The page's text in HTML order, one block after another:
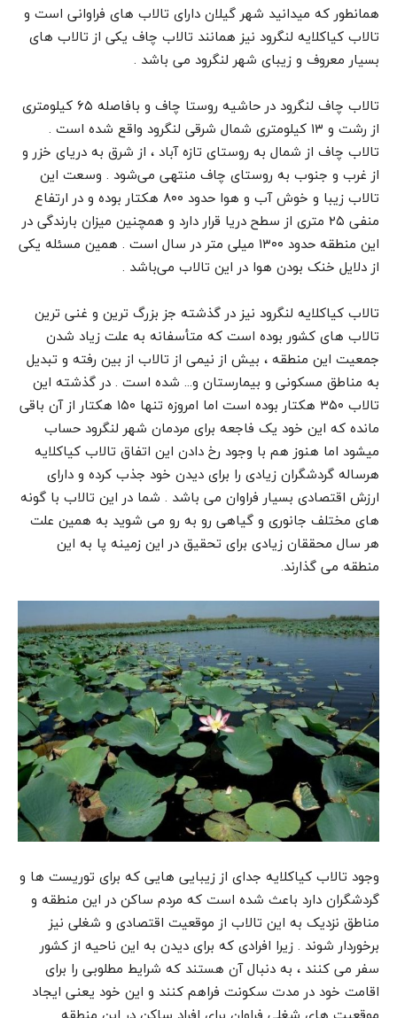
همانطور که میدانید شهر گیلان دارای تالاب های فراوانی است و
تالاب کیاکلایه لنگرود نیز همانند تالاب چاف یکی از تالاب های
بسیار معروف و زیبای شهر لنگرود می باشد .
تالاب چاف لنگرود در حاشیه روستا چاف و بافاصله ۶۵ کیلومتری
از رشت و ۱۳ کیلومتری شمال شرقی لنگرود واقع شده است .
تالاب چاف از شمال به روستای تازه آباد ، از شرق به دریای خزر و
از غرب و جنوب به روستای چاف منتهی می‌شود . وسعت این
تالاب زیبا و خوش آب و هوا حدود ۸۰۰ هکتار بوده و در ارتفاع
منفی ۲۵ متری از سطح دریا قرار دارد و همچنین میزان بارندگی در
این منطقه حدود ۱۳۰۰ میلی متر در سال است . همین مسئله یکی
از دلایل خنک بودن هوا در این تالاب می‌باشد .
تالاب کیاکلایه لنگرود نیز در گذشته جز بزرگ ترین و غنی ترین
تالاب های کشور بوده است که متأسفانه به علت زیاد شدن
جمعیت این منطقه ، بیش از نیمی از تالاب از بین رفته و تبدیل
به مناطق مسکونی و بیمارستان و… شده است . در گذشته این
تالاب ۳۵۰ هکتار بوده است اما امروزه تنها ۱۵۰ هکتار از آن باقی
مانده که این خود یک فاجعه برای مردمان شهر لنگرود حساب
میشود اما هنوز هم با وجود رخ دادن این اتفاق تالاب کیاکلایه
هرساله گردشگران زیادی را برای دیدن خود جذب کرده و دارای
ارزش‌ اقتصادی بسیار فراوان می باشد . شما در این تالاب با گونه
های مختلف جانوری و گیاهی رو به رو می شوید به همین علت
هر سال محققان زیادی برای تحقیق در این زمینه پا به این
منطقه می گذارند.
وجود تالاب کیاکلایه جدای از زیبایی هایی که برای توریست ها و
گردشگران دارد باعث شده است که مردم ساکن در این منطقه و
مناطق نزدیک به این تالاب از موقعیت اقتصادی و شغلی نیز
برخوردار شوند . زیرا افرادی که برای دیدن به این ناحیه از کشور
سفر می کنند ، به دنبال آن هستند که شرایط مطلوبی را برای
اقامت خود در مدت سکونت فراهم کنند و این خود یعنی ایجاد